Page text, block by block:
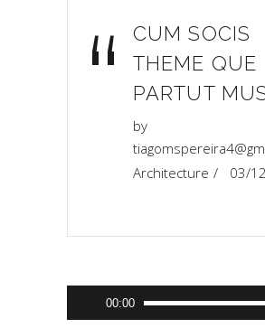
“
CUM SOCIS
THEME QUE
PARTUT
by
Architecture
03/
Tocador
de
00:00